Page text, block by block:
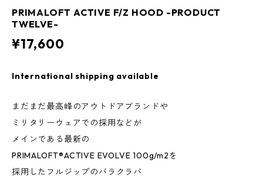
PRIMALOFT ACTIVE F/Z HOOD -PRODUCT
TWELVE-
¥17,600
International shipping available
まだまだ最高峰のアウトドアブランドや
ミリタリーウェアでの採用などが
メインである最新の
PRIMALOFT®︎ACTIVE EVOLVE 100g/m2を
採用したフルジップのバラクラバ